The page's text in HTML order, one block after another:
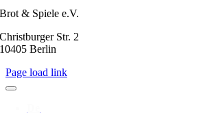
Brot & Spiele e.V.
Christburger Str. 2
10405 Berlin
Page load link